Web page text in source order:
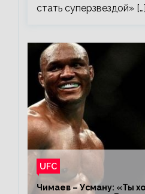
стать суперзвездой» […]
UFC
Чимаев – Усману: «Ты